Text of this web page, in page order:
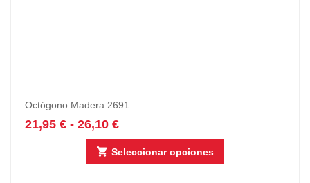
Octógono Madera 2691
21,95 € - 26,10 €
Seleccionar opciones